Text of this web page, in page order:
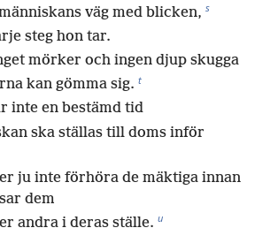
väg med blicken, s
steg hon tar.
mörker och ingen djup skugga
kan gömma sig. t
inte en bestämd tid
ska ställas till doms inför
ju inte förhöra de mäktiga innan
dem
andra i deras ställe. u